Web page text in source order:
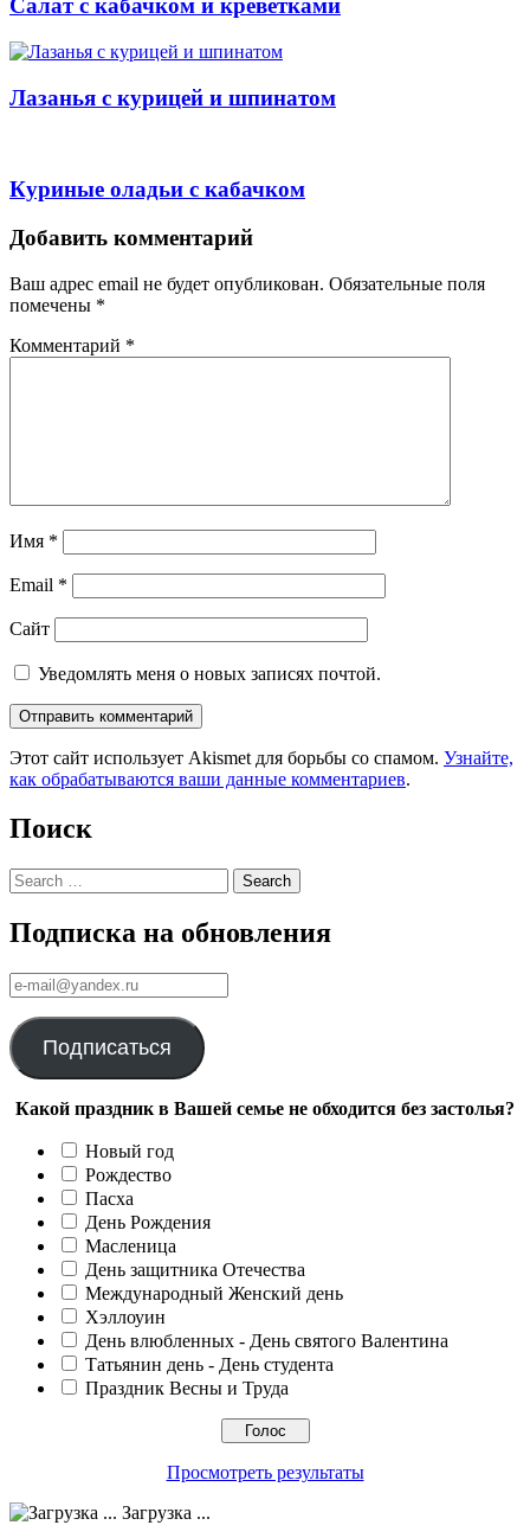
Салат с кабачком и креветками
Лазанья с курицей и шпинатом
Куриные оладьи с кабачком
Навигация
Добавить комментарий
Ваш адрес email не будет опубликован. Обязательные поля
помечены *
Комментарий *
Имя *
Email *
Сайт
Уведомлять меня о новых записях почтой.
Этот сайт использует Akismet для борьбы со спамом. Узнайте,
как обрабатываются ваши данные комментариев.
Поиск
Search
Подписка на обновления
е-
mail@yandex.ru
Подписаться
Какой праздник в Вашей семье не обходится без застолья?
Новый год
Рождество
Пасха
День Рождения
Масленица
День защитника Отечества
Международный Женский день
Хэллоуин
День влюбленных - День святого Валентина
Татьянин день - День студента
Праздник Весны и Труда
Просмотреть результаты
Загрузка ...